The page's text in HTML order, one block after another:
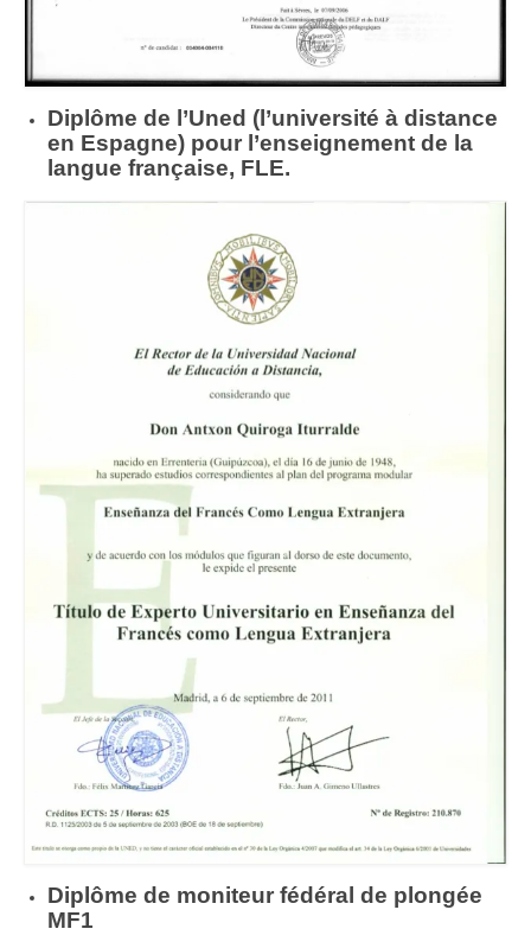
Diplôme de l’Uned (l’université à distance
en Espagne) pour l’enseignement de la
langue française, FLE.
Dipl ôme de moniteur fédéral de plongée
MF1